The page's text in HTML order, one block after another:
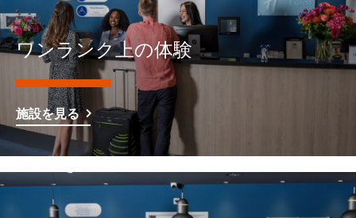
ワンランク上の体験
施設を見る